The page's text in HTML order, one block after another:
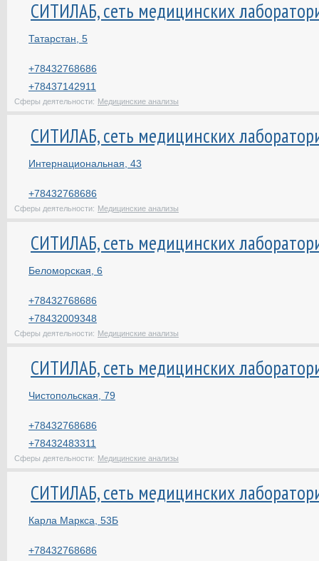
СИТИЛАБ, сеть медицинских
Татарстан, 5
+78432768686
+78437142911
Сферы деятельности: Медицинские анализы
СИТИЛАБ, сеть медицинских
Интернациональная, 43
+78432768686
Сферы деятельности: Медицинские анализы
СИТИЛАБ, сеть медицинских
Беломорская, 6
+78432768686
+78432009348
Сферы деятельности: Медицинские анализы
СИТИЛАБ, сеть медицинских
Чистопольская, 79
+78432768686
+78432483311
Сферы деятельности: Медицинские анализы
СИТИЛАБ, сеть медицинских
Карла Маркса, 53Б
+78432768686